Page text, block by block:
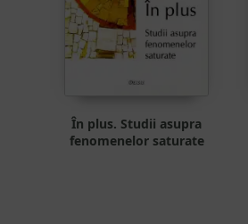
În plus. Studii asupra
fenomenelor saturate